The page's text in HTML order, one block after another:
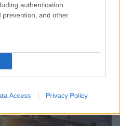
authentication
prevention, and other
Access Privacy Policy